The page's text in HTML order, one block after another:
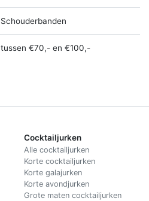
Schouderbanden
tussen €70,- en €100,-
Cocktailjurken
Alle cocktailjurken
Korte cocktailjurken
Korte galajurken
Korte avondjurken
Grote maten cocktailjurken